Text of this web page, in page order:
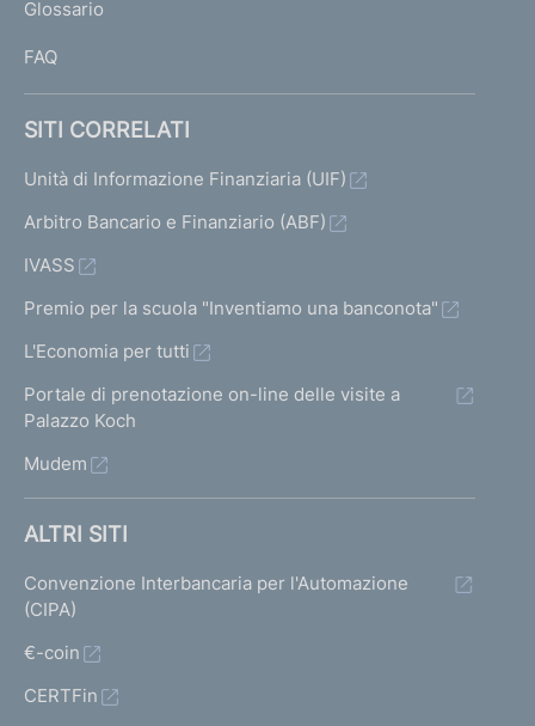
IGlossario
FAQ
SITI CORRELATI
Unità di Informazione Finanziaria (UIF)
Arbitro Bancario e Finanziario (ABF)
IVASS
Premio per la scuola "Inventiamo una banconota"
L'Economia per tutti
Portale di prenotazione on-line delle visite a
Palazzo Koch
Mudem
ALTRI SITI
Convenzione Interbancaria per l'Automazione
(CIPA)
€-coin
CERTFin